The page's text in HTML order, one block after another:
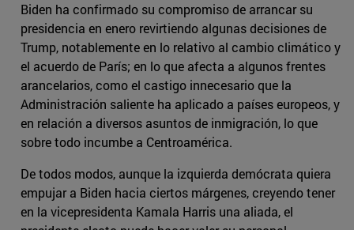
Biden ha confirmado su compromiso de arrancar su
presidencia en enero revirtiendo algunas decisiones de
Trump, notablemente en lo relativo al cambio climático y
el acuerdo de París; en lo que afecta a algunos frentes
arancelarios, como el castigo innecesario que la
Administración saliente ha aplicado a países europeos, y
en relación a diversos asuntos de inmigración, lo que
sobre todo incumbe a Centroamérica.
De todos modos, aunque la izquierda demócrata quiera
empujar a Biden hacia ciertos márgenes, creyendo tener
en la vicepresidenta Kamala Harris una aliada, el